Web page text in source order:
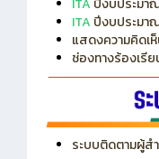
ITA ปีงบประมา
ITA ปีงบประมา
ITAปีงบประมาณ
แสดงความคิดเห็
ช่องทางร้องเรีย